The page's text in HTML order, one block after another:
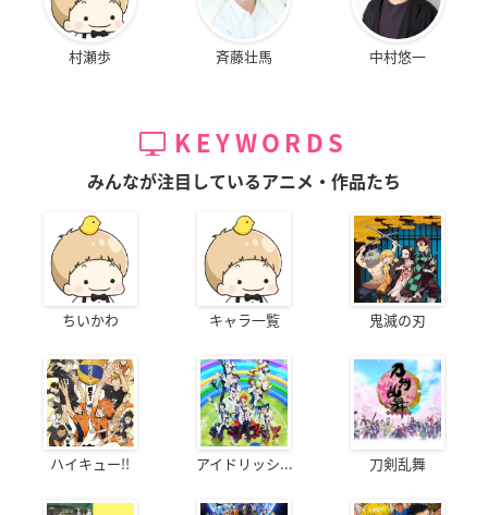
村瀬歩 斉藤壮馬 中村悠一
KEYWORDS
みんなが注目しているアニメ・作品たち
ちいかわ キャラ一覧 鬼滅の刃
ハイキュー!! アイドリッシ... 刀剣乱舞